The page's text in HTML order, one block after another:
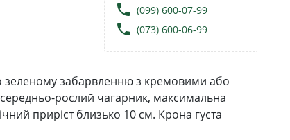
local_phone (099) 600-07-99
local_phone (073) 600-06-99
зеленому забарвленню з кремовими або
рослий чагарник, максимальна
приріст близько 10 см. Крона густа